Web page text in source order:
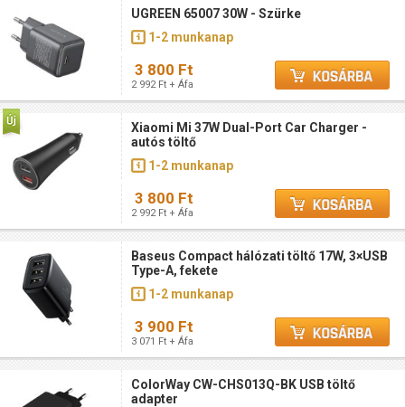
UGREEN 65007 30W - Szürke
1-2 munkanap
3 800 Ft
2 992 Ft + Áfa
Xiaomi Mi 37W Dual-Port Car Charger -
autós töltő
1-2 munkanap
3 800 Ft
2 992 Ft + Áfa
Baseus Compact hálózati töltő 17W, 3×USB
Type-A, fekete
1-2 munkanap
3 900 Ft
3 071 Ft + Áfa
ColorWay CW-CHS013Q-BK USB töltő
adapter